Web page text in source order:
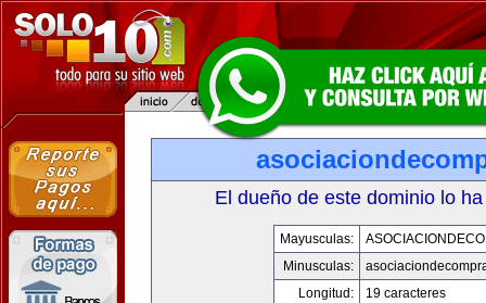
El dueño de este dominio lo
Mayusculas:
Minusculas:
Longitud:
19 caracteres